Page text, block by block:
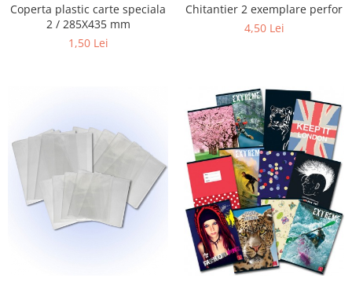
Coperta plastic carte speciala
2 / 285X435 mm
1,50 Lei
Chitantier 2 exemplare perfor
4,50 Lei